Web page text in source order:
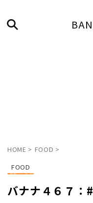
HOME > FOOD >
FOOD
バナナ４６７：